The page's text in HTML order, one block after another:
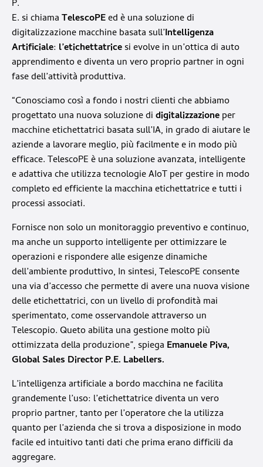
P.
E. si chiamaTelescoPEed è una soluzione di
digitalizzazione macchine basata sull’Intelligenza
Artificiale: l’etichettatricesi evolve in un’ottica di auto
apprendimento e diventa un vero proprio partner in ogni
fase dell’attività produttiva.
“Conosciamo così a fondo i nostri clienti che abbiamo
progettato una nuova soluzione didigitalizzazioneper
macchine etichettatrici basata sull’IA, in grado di aiutare le
aziende a lavorare meglio, più facilmente e in modo più
efficace. TelescoPE è una soluzione avanzata, intelligente
e adattiva che utilizza tecnologie AIoT per gestire in modo
completo ed efficiente la macchina etichettatrice e tutti i
processi associati.
Fornisce non solo un monitoraggio preventivo e continuo,
ma anche un supporto intelligente per ottimizzare le
operazioni e rispondere alle esigenze dinamiche
dell’ambiente produttivo, In sintesi, TelescoPE consente
una via d’accesso che permette di avere una nuova visione
delle etichettatrici, con un livello di profondità mai
sperimentato, come osservandole attraverso un
Telescopio. Queto abilita una gestione molto più
ottimizzata della produzione”, spiega Emanuele Piva,
Global Sales Director P.E. Labellers.
L’intelligenza artificiale a bordo macchina ne facilita
grandemente l’uso: l’etichettatrice diventa un vero
proprio partner, tanto per l’operatore che la utilizza
quanto per l’azienda che si trova a disposizione in modo
facile ed intuitivo tanti dati che prima erano difficili da
aggregare.